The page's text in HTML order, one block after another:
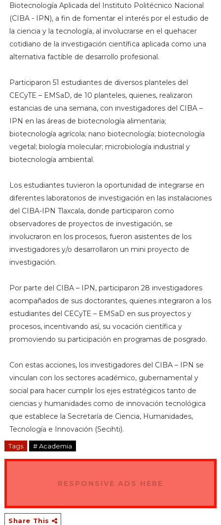
Biotecnología Aplicada del Instituto Politécnico Nacional
(CIBA - IPN), a fin de fomentar el interés por el estudio de
la ciencia y la tecnología, al involucrarse en el quehacer
cotidiano de la investigación científica aplicada como una
alternativa factible de desarrollo profesional.
Participaron 51 estudiantes de diversos planteles del
CECyTE – EMSaD, de 10 planteles, quienes, realizaron
estancias de una semana, con investigadores del CIBA –
IPN en las áreas de biotecnología alimentaria;
biotecnología agrícola; nano biotecnología; biotecnología
vegetal; biología molecular; microbiología industrial y
biotecnología ambiental.
Los estudiantes tuvieron la oportunidad de integrarse en
diferentes laboratorios de investigación en las instalaciones
del CIBA-IPN Tlaxcala, donde participaron como
observadores de proyectos de investigación, se
involucraron en los procesos, fueron asistentes de los
investigadores y/o desarrollaron un mini proyecto de
investigación.
Por parte del CIBA – IPN, participaron 28 investigadores
acompañados de sus doctorantes, quienes integraron a los
estudiantes del CECyTE – EMSaD en sus proyectos y
procesos, incentivando así, su vocación científica y
promoviendo su participación en programas de posgrado.
Con estas acciones, los investigadores del CIBA – IPN se
vinculan con los sectores académico, gubernamental y
social para hacer cumplir los ejes estratégicos tanto de
ciencias y humanidades como de innovación tecnológica
que establece la Secretaría de Ciencia, Humanidades,
Tecnología e Innovación (Secihti).
Tags # Academia
RESPONSIVE ADS HERE
Share This